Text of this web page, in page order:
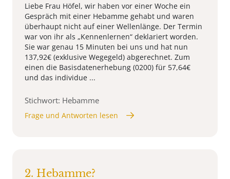
Liebe Frau Höfel, wir haben vor einer Woche ein
Gespräch mit einer Hebamme gehabt und waren
überhaupt nicht auf einer Wellenlänge. Der Termin
war von ihr als „Kennenlernen“ deklariert worden.
Sie war genau 15 Minuten bei uns und hat nun
137,92€ (exklusive Wegegeld) abgerechnet. Zum
einen die Basisdatenerhebung (0200) für 57,64€
und das individue ...
Stichwort: Hebamme
Frage und Antworten lesen
2. Hebamme?